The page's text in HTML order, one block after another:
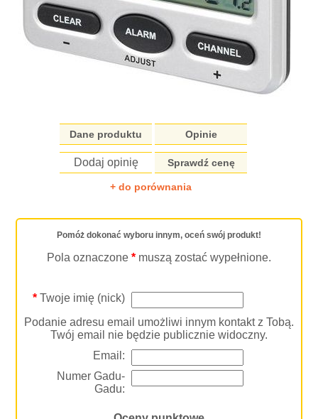
Dane produktu Opinie
Dodaj opinię Sprawdź cenę
+ do porównania
Pomóż dokonać wyboru innym, oceń swój produkt!
Pola oznaczone * muszą zostać wypełnione.
*Twoje imię (nick)
Podanie adresu email umożliwi innym kontakt z Tobą.
Twój email nie będzie publicznie widoczny.
Email:
Numer Gadu-
Gadu: